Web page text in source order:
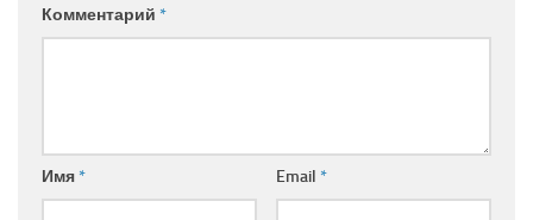
Комментарий *
Имя* Email *